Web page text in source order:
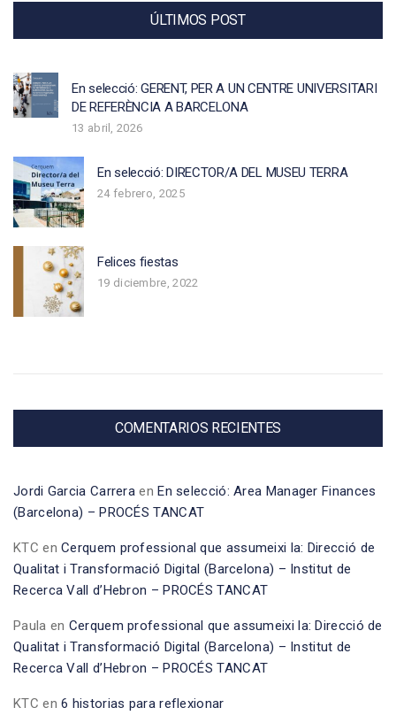
ÚLTIMOS POST
En selecció: GERENT, PER A UN CENTRE UNIVERSITARI
DE REFERÈNCIA A BARCELONA
13 abril, 2026
En selecció: DIRECTOR/A DEL MUSEU TERRA
24 febrero, 2025
Felices fiestas
19 diciembre, 2022
COMENTARIOS RECIENTES
Jordi Garcia Carrera enEn selecció: Area Manager Finances
(Barcelona) – PROCÉS TANCAT
KTC enCerquem professional que assumeixi la: Direcció de
Qualitat i Transformació Digital (Barcelona) – Institut de
Recerca Vall d’Hebron – PROCÉS TANCAT
Paula en Cerquem professional que assumeixi la: Direcció de
Qualitat i Transformació Digital (Barcelona) – Institut de
Recerca Vall d’Hebron – PROCÉS TANCAT
KTC en6 historias para reflexionar